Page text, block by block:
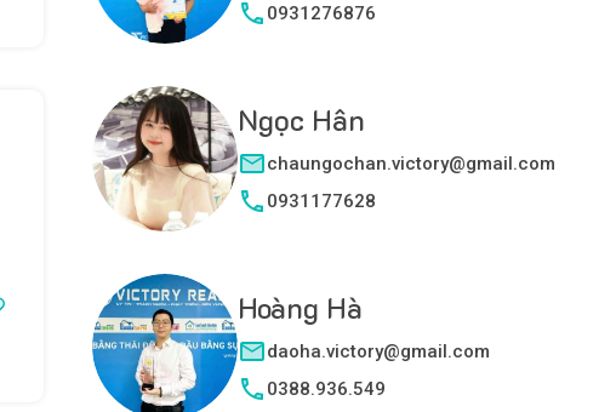
0931276876
Ngọc Hân
chaungochan.victory@gmail.com
0931177628
Hoàng Hà
daoha.victory@gmail.com
0388.936.549